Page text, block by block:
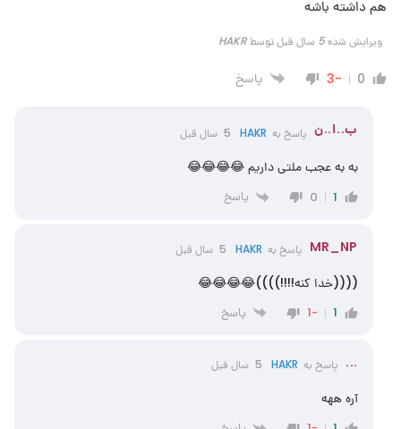
هم داشته باشه
ویرایش شده 5 سال قبل توسط HAKR
0
-3 پاسخ
ب..ا..ن پاسخ به HAKR 5 سال قبل
به به عجب ملتی داریم 😂😂😂😂
1
0 پاسخ
MR_NP پاسخ به HAKR 5 سال قبل
((((خدا کنه!!!!))))😂😂😂😂
1
-1 پاسخ
... پاسخ به HAKR 5 سال قبل
آره ههه